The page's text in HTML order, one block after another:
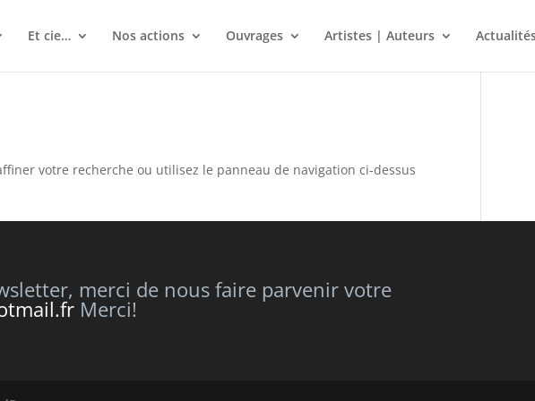
Et cie… Nos actions Ouvrages Artistes | Auteurs
votre recherche ou utilisez le panneau de navigation ci-dessus
merci de nous faire parvenir votre
Merci!